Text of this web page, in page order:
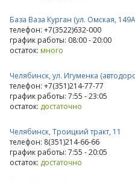
База Ваза Курган (ул. Омская,
телефон: +7(3522)632-000
график работы: 08:00 - 20:00
остаток: много
Челябинск, ул. Игуменка
телефон: +7(351)214-77-77
график работы: 7:55 - 23:05
остаток: достаточно
Челябинск, Троицкий тракт, 11
телефон: 8(351)214-66-66
график работы: 7:55 - 20:05
остаток: достаточно